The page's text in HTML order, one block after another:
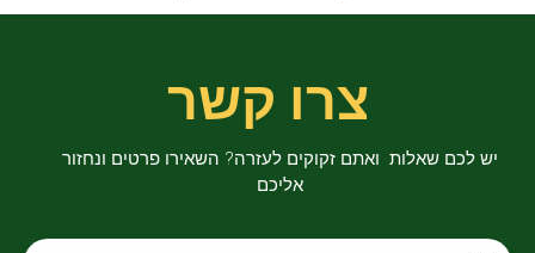
צרו קשר
יש לכם שאלות ואתם זקוקים לעזרה? השאירו פרטים ונחזור
אליכם